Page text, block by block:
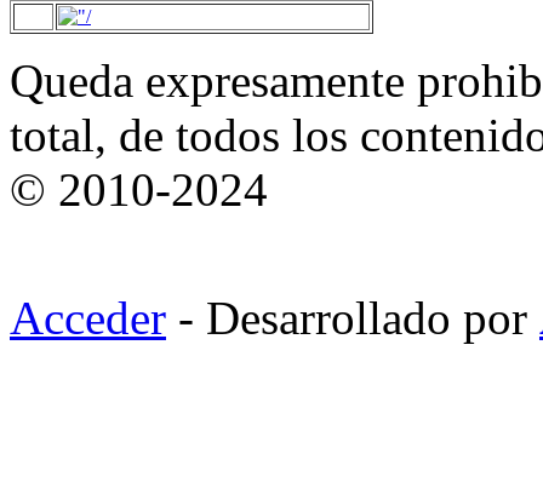
Queda expresamente
total, de todos los
© 2010-2024
Acceder - Desarrollado por